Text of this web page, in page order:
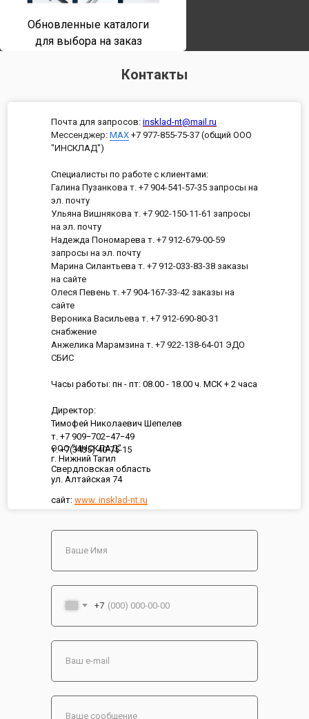
Обновленные каталоги
для выбора на заказ
Контакты
ООО "ИНСКЛАД"
г. Нижний Тагил
Свердловская область
ул. Алтайская 74
сайт: www. insklad-nt.ru
Почта для запросов: insklad-nt@mail.ru
Мессенджер: MAX +7 977-855-75-37 (общий ООО
"ИНСКЛАД")
Специалисты по работе с клиентами:
Галина Пузанкова т. +7 904-541-57-35 запросы на
эл. почту
Ульяна Вишнякова т. +7 902-150-11-61 запросы
на эл. почту
Надежда Пономарева т. +7 912-679-00-59
запросы на эл. почту
Марина Силантьева т. +7 912-033-83-38 заказы
на сайте
Олеся Певень т. +7 904-167-33-42 заказы на
сайте
Вероника Васильева т. +7 912-690-80-31
снабжение
Анжелика Марамзина т. +7 922-138-64-01 ЭДО
СБИС
Часы работы: пн - пт: 08.00 - 18.00 ч. МСК + 2 часа
Директор:
Тимофей Николаевич Шепелев
т. +7 909−702−47−49
т. +7(3435) 40-75-15
+7